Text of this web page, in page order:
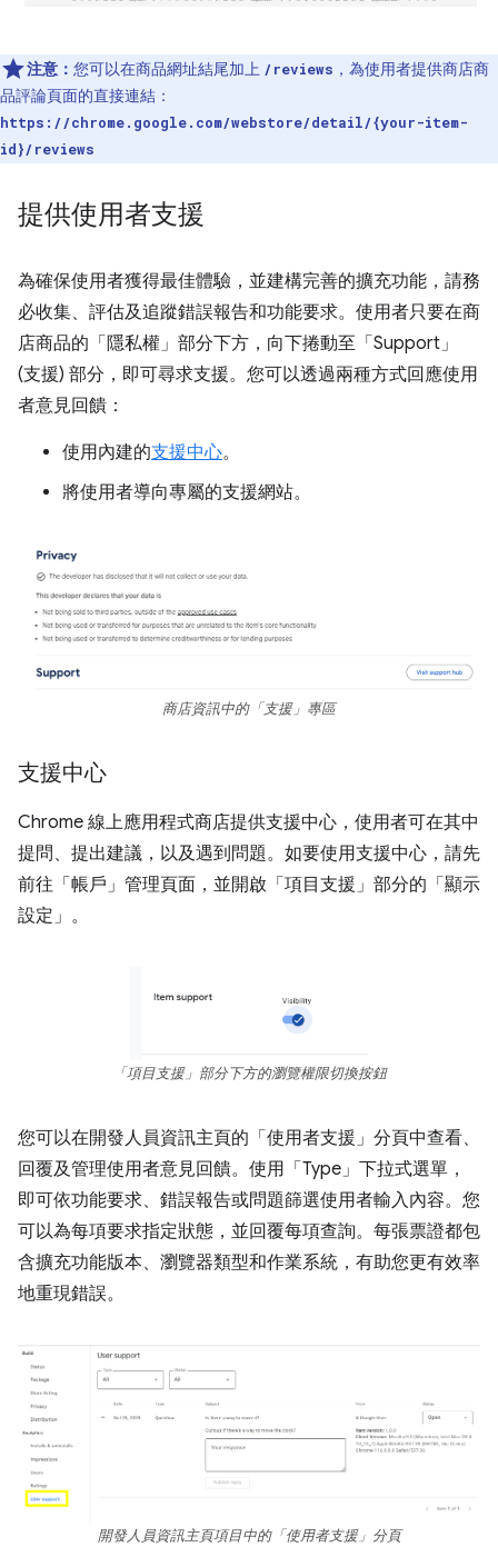
注意： 您可以在商品網址結尾加上 /reviews ，為使用者提供商店商
品評論頁面的直接連結：
https://chrome.google.com/webstore/detail/{your-item-
id}/reviews
提供使用者支援
為確保使用者獲得最佳體驗，並建構完善的擴充功能，請務
必收集、評估及追蹤錯誤報告和功能要求。使用者只要在商
店商品的「隱私權」 部分下方，向下捲動至「Support」
(支援) 部分，即可尋求支援。您可以透過兩種方式回應使用
者意見回饋：
使用內建的支援中心。
將使用者導向專屬的支援網站。
商店資訊中的「支援」專區
支援中心
Chrome 線上應用程式商店提供支援中心，使用者可在其中
提問、提出建議，以及遇到問題。如要使用支援中心，請先
前往「帳戶」 管理頁面，並開啟「項目支援」 部分的「顯示
設定」 。
「項目支援」部分下方的瀏覽權限切換按鈕
您可以在開發人員資訊主頁的「使用者支援」 分頁中查看、
回覆及管理使用者意見回饋。使用「Type」 下拉式選單，
即可依功能要求、錯誤報告或問題篩選使用者輸入內容。您
可以為每項要求指定狀態，並回覆每項查詢。每張票證都包
含擴充功能版本、瀏覽器類型和作業系統，有助您更有效率
地重現錯誤。
開發人員資訊主頁項目中的「使用者支援」分頁